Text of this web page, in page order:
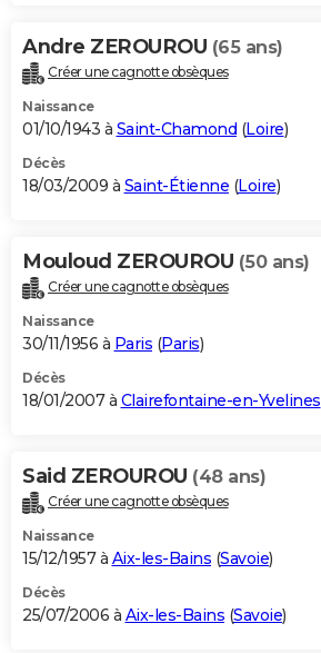
Andre ZEROUROU (65 ans)
Créer une cagnotte obsèques
Naissance
01/10/1943 à Saint-Chamond (Loire)
Décès
18/03/2009 à Saint-Étienne (Loire)
Mouloud ZEROUROU (50 ans)
Créer une cagnotte obsèques
Naissance
30/11/1956 à Paris (Paris)
Décès
18/01/2007 à Clairefontaine-en-Yvelines
Said ZEROUROU (48 ans)
Créer une cagnotte obsèques
Naissance
15/12/1957 à Aix-les-Bains (Savoie)
Décès
25/07/2006 à Aix-les-Bains (Savoie)